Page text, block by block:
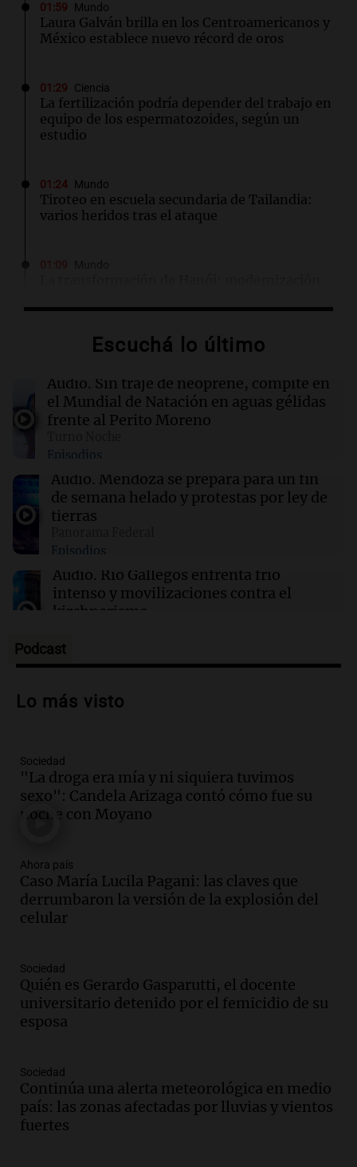
01:59 Mundo
Laura Galván brilla en los Centroamericanos y
México establece nuevo récord de oros
01:29 Ciencia
La fertilización podría depender del trabajo en
equipo de los espermatozoides, según un
estudio
01:24 Mundo
Tiroteo en escuela secundaria de Tailandia:
varios heridos tras el ataque
Clima
viernes 7 de agosto
00:32 Mundo
para los Juegos Panamericanos de Lima 2027
00:27 Clima
Clima en Tucumán: cómo estará el tiempo
Escuchá lo último
Audio. Sin traje de neoprene, compite en
el Mundial de Natación en aguas gélidas
frente al Perito Moreno
Episodios
Audio. Mendoza se prepara para un fin
de semana helado y protestas por ley de
tierras
Episodios
Audio. Río Gallegos enfrenta frío
intenso y movilizaciones contra el
kirchnerismo
Episodios
Audio.Debate en el Senado sobre
la soberanía digital en Argentina
Audio.
de semana helado y ciudadanos
marchan contra reforma de tierras
Panorama Federal
Audio.
El "Mono" de Kapanga
adelantó su show en Rosario.
Viva la Radio Rosario
Episodios
en suspenso a hombre por simular robo
de recaudación en San Luis
Panorama Federal
Episodios
ayuda por problemas de fertilidad y la
ostentación de millonarios
Amamos Argentina
Episodios
Podcast
Lo más visto
Sociedad
"La droga era mía y ni siquiera tuvimos
sexo": Candela Arizaga contó cómo fue su
noche con Moyano
Ahora país
Caso María Lucila Pagani: las claves que
derrumbaron la versión de la explosión del
celular
Sociedad
Quién es Gerardo Gasparutti, el docente
universitario detenido por el femicidio de su
esposa
Sociedad
Continúa una alerta meteorológica en medio
país: las zonas afectadas por lluvias y vientos
fuertes